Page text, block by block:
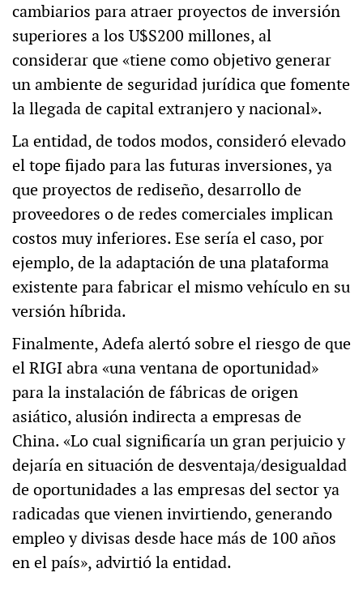
cambiarios para atraer proyectos de inversión
superiores a los U$S200 millones, al
considerar que «tiene como objetivo generar
un ambiente de seguridad jurídica que fomente
la llegada de capital extranjero y nacional».
La entidad, de todos modos, consideró elevado
el tope fijado para las futuras inversiones, ya
que proyectos de rediseño, desarrollo de
proveedores o de redes comerciales implican
costos muy inferiores. Ese sería el caso, por
ejemplo, de la adaptación de una plataforma
existente para fabricar el mismo vehículo en su
versión híbrida.
Finalmente, Adefa alertó sobre el riesgo de que
el RIGI abra «una ventana de oportunidad»
para la instalación de fábricas de origen
asiático, alusión indirecta a empresas de
China. «Lo cual significaría un gran perjuicio y
dejaría en situación de desventaja/desigualdad
de oportunidades a las empresas del sector ya
radicadas que vienen invirtiendo, generando
empleo y divisas desde hace más de 100 años
en el país», advirtió la entidad.